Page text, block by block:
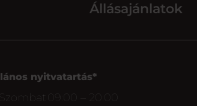
Állásajánlatok
nyitvatartás*
09:00 – 20:00